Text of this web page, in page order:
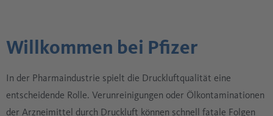
Willkommen bei Pfizer
In der Pharmaindustrie spielt die Druckluftqualität eine
entscheidende Rolle. Verunreinigungen oder Ölkontaminationen
der Arzneimittel durch Druckluft können schnell fatale Folgen